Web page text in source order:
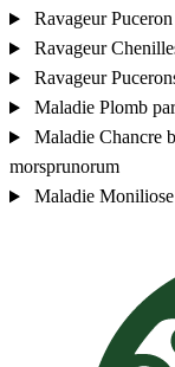
Ravageur
Ravageur
Ravageur
Maladie Plomb
Maladie Chancre
morsprunorum
Maladie